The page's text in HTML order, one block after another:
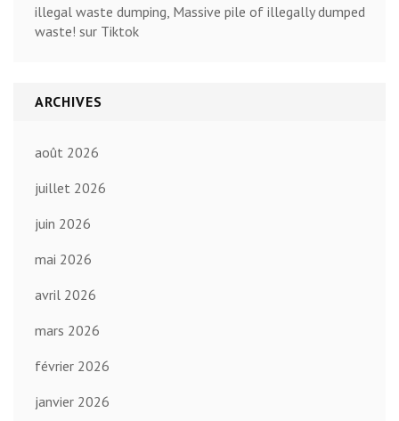
illegal waste dumping, Massive pile of illegally dumped
waste! sur Tiktok
ARCHIVES
août 2026
juillet 2026
juin 2026
mai 2026
avril 2026
mars 2026
février 2026
janvier 2026